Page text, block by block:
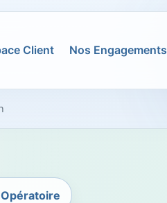
Client Nos Engagements